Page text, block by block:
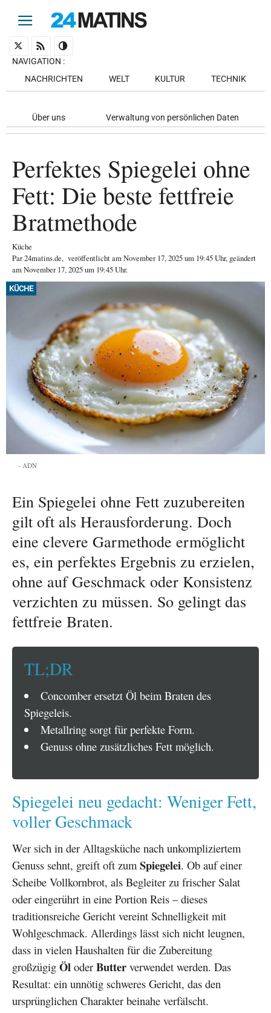
NAVIGATION :
NACHRICHTEN
WELT KULTUR TECHNIK
Über uns Verwaltung von persönlichen Daten
Perfektes Spiegelei ohne
Fett: Die beste fettfreie
Bratmethode
Küche
Par24matins.de, veröffentlicht amNovember 17, 2025um 19:45 Uhr, geändert
am November 17, 2025 um 19:45 Uhr.
KÜCHE
ADN
Ein Spiegelei ohne Fett zuzubereiten
gilt oft als Herausforderung. Doch
eine clevere Garmethode ermöglicht
es, ein perfektes Ergebnis zu erzielen,
ohne auf Geschmack oder Konsistenz
verzichten zu müssen. So gelingt das
fettfreie Braten.
TL;DR
Concomber ersetzt Öl beim Braten des
Spiegeleis.
Metallring sorgt für perfekte Form.
Genuss ohne zusätzliches Fett möglich.
Spiegelei neu gedacht: Weniger Fett,
voller Geschmack
Wer sich in der Alltagsküche nach unkompliziertem
Genuss sehnt, greift oft zum Spiegelei. Ob auf einer
Scheibe Vollkornbrot, als Begleiter zu frischer Salat
oder eingerührt in eine Portion Reis – dieses
traditionsreiche Gericht vereint Schnelligkeit mit
Wohlgeschmack. Allerdings lässt sich nicht leugnen,
dass in vielen Haushalten für die Zubereitung
großzügig Öl oder Butter verwendet werden. Das
Resultat: ein unnötig schweres Gericht, das den
ursprünglichen Charakter beinahe verfälscht.